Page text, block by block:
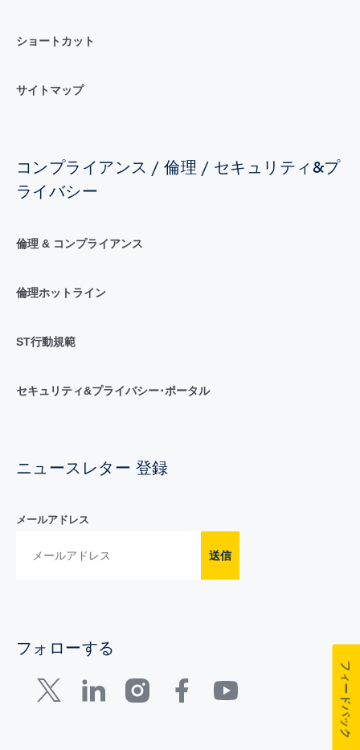
ショートカット
サイトマップ
コンプライアンス / 倫理 / セキュリティ&プ
ライバシー
倫理 & コンプライアンス
倫理ホットライン
ST行動規範
セキュリティ&プライバシー･ポータル
ニュースレター 登録
メールアドレス
送信
フォローする
フィードバック